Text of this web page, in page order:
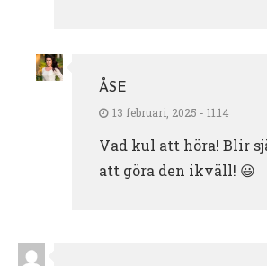
ÅSE
13 februari, 2025 - 11:14
Vad kul att höra! Blir
att göra den ikväll! 😃